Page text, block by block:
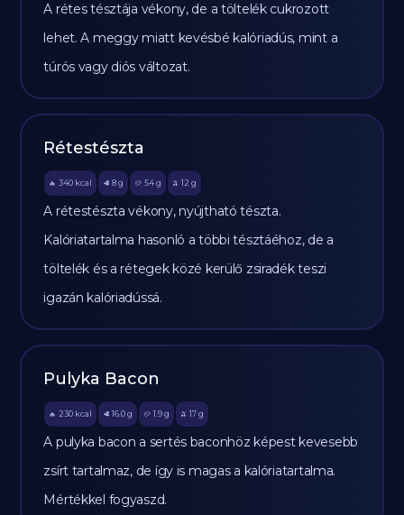
A rétes tésztája vékony, de a töltelék cukrozott
lehet. A meggy miatt kevésbé kalóriadús, mint a
túrós vagy diós változat.
Rétestészta
🔥 340 kcal 🥩 8 g 🥔 54g 🫒 12 g
A rétestészta vékony, nyújtható tészta.
Kalóriatartalma hasonló a többi tésztáéhoz, de a
töltelék és a rétegek közé kerülő zsiradék teszi
igazán kalóriadússá.
Pulyka Bacon
🔥 230 kcal 🥩 16.0 g 🥔 1.9g 🫒 17 g
A pulyka bacon a sertés baconhöz képest kevesebb
zsírt tartalmaz, de így is magas a kalóriatartalma.
Mértékkel fogyaszd.